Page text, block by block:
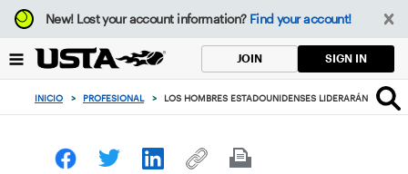
Enfoque
desde
botón
volver
principio
New!Lost your account information? Find your account!
JOIN SIGN IN
INICIO > PROFESIONAL > LOS HOMBRES ESTADOUNIDENSES LIDERARÁN EL